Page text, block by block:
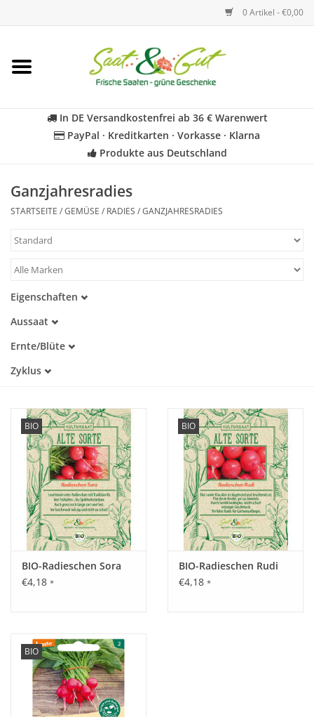
0 Artikel - €0,00
Startseite
Kräuter
Für Kinder
Geschenkideen
Katalog
In DE Versandkostenfrei ab 36 € Warenwert
PayPal · Kreditkarten · Vorkasse · Klarna
Produkte aus Deutschland
Ganzjahresradies
STARTSEITE /GEMÜSE / RADIES /GANZJAHRESRADIES
Eigenschaften
Alte Sorte
Warmkeimer
Aussaat
April
Mai
August
Ernte/Blüte
Mai
Juli
August
September
Oktober
Zyklus
BIO
BIO-Radieschen Sora
€4,18 *
BIO
BIO-Radieschen Rudi
€4,18 *
BIO